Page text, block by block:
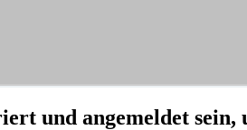
und angemeldet